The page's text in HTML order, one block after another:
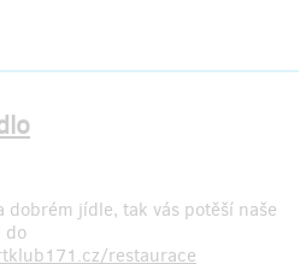
jídle, tak vás potěší naše
do
restaurace